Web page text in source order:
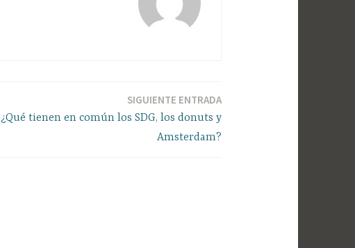
SIGUIENTE ENTRADA
¿Qué tienen en común los SDG, los donuts y
Amsterdam?